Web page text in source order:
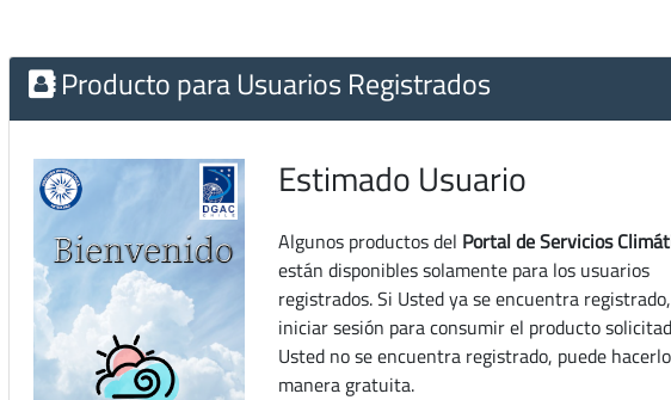
Producto para Usuarios Registrados
Estimado Usuario
Algunos productos del Portal de Servicios
están disponibles solamente para los usuarios
registrados. Si Usted ya se encuentra
iniciar sesión para consumir el producto
Usted no se encuentra registrado, puede
manera gratuita.